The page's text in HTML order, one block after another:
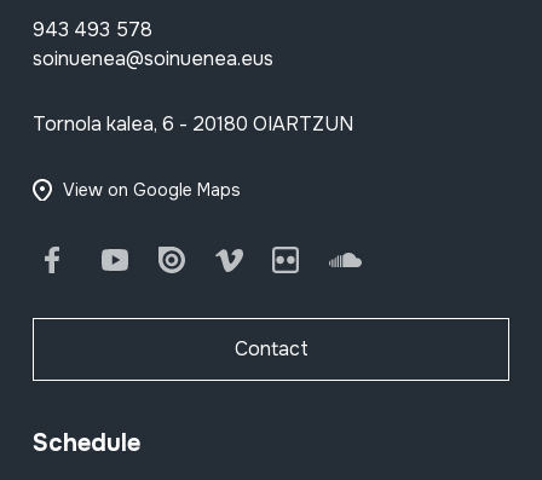
943 493 578
soinuenea@soinuenea.eus
Tornola kalea, 6 - 20180 OIARTZUN
View on Google Maps
FacebookYoutube Issuu Vimeo Flickr SoundCloud
Contact
Schedule